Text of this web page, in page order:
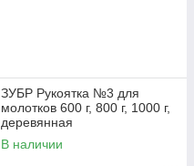
ЗУБР Рукоятка №3 для
молотков 600 г, 800 г, 1000 г,
деревянная
В наличии